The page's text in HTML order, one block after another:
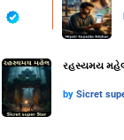
રહસ્યમય
by Sicret